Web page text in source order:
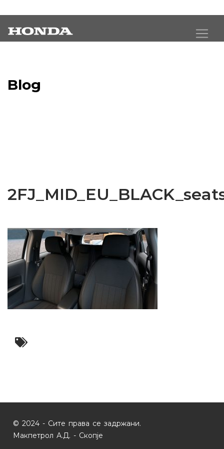
Blog
© 2024 - Сите права се задржани.
Макпетрол А.Д. - Скопје